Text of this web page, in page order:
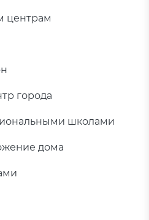
центрам
города
школами
дома